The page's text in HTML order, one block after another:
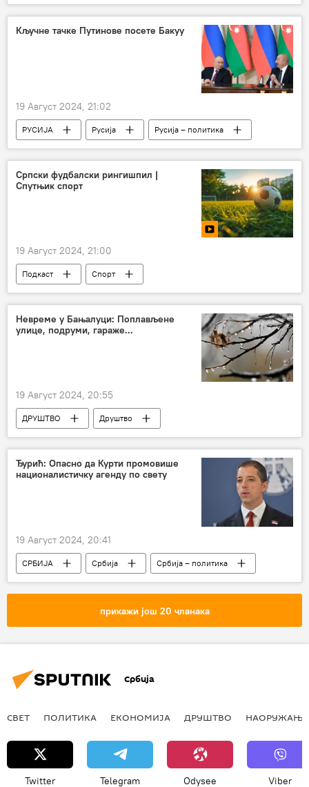
Србија – друштво
Кључне тачке Путинове посете Бакуу
19 Август 2024, 21:02
РУСИЈА Русија
Русија – политика
Владимир Путин
Илхам Алијев
Српски фудбалски рингишпил |
Спутњик спорт
19 Август 2024, 21:00
Подкаст
Спорт
Емисија „Спутњик спорт“
Невреме у Бањалуци: Поплављене
улице, подруми, гараже...
19 Август 2024, 20:55
ДРУШТВО
Друштво
Регион – друштво
Регион
Ђурић: Опасно да Курти промовише
националистичку агенду по свету
19 Август 2024, 20:41
СРБИЈА Србија
Србија – политика
Аљбин Курти
Марко Ђурић
САД
прикажи још 20 чланака
Србија
СВЕТ ПОЛИТИКА ЕКОНОМИЈА ДРУШТВО НАОРУЖАЊЕ
Twitter Telegram Odysee Viber